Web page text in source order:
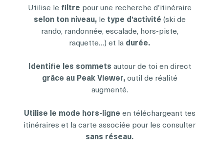
Utilise le filtre pour une recherche d’itinéraire
selon ton niveau,le type d’activité (ski de
rando, randonnée, escalade, hors-piste,
raquette…) et la durée.
Identifie les sommets autour de toi en direct
grâce au Peak Viewer,outil de réalité
augmenté.
Utilise le mode hors-ligne en téléchargeant tes
itinéraires et la carte associée pour les consulter
sans réseau.